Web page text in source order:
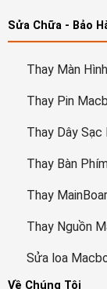
Sửa Chữa - Bảo
Thay Màn
Thay Pin
Thay Dây
Thay Bàn
Thay
Thay Nguồn
Sửa loa
Về Chúng Tôi